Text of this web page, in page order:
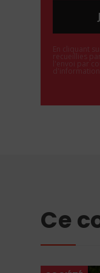
En cliquant
recueillies
l'envoi par
Ce